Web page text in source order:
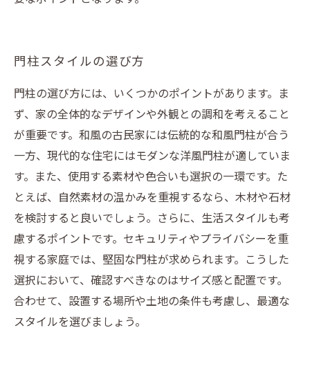
門柱スタイルの選び方
門柱の選び方には、いくつかのポイントがあります。ま
ず、家の全体的なデザインや外観との調和を考えること
が重要です。和風の古民家には伝統的な和風門柱が合う
一方、現代的な住宅にはモダンな洋風門柱が適していま
す。また、使用する素材や色合いも選択の一環です。た
とえば、自然素材の温かみを重視するなら、木材や石材
を検討すると良いでしょう。さらに、生活スタイルも考
慮するポイントです。セキュリティやプライバシーを重
視する家庭では、堅固な門柱が求められます。こうした
選択において、確認すべきなのはサイズ感と配置です。
合わせて、設置する場所や土地の条件も考慮し、最適な
スタイルを選びましょう。